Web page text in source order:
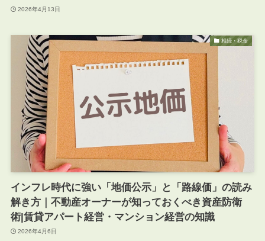
2026年4月13日
相続・税金
インフレ時代に強い「地価公示」と「路線価」の読み
解き方｜不動産オーナーが知っておくべき資産防衛
術|賃貸アパート経営・マンション経営の知識
2026年4月6日